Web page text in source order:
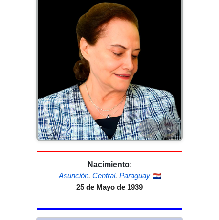
Nacimiento:
Asunción, Central, Paraguay
25 de Mayo de 1939